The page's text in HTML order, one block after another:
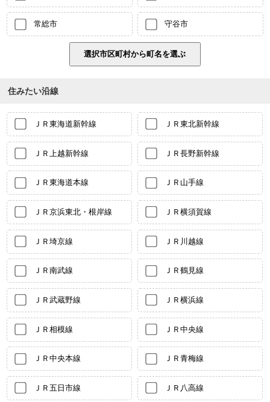
常総市 守谷市
住みたい沿線
ＪＲ東海道新幹線 ＪＲ東北新幹線
ＪＲ上越新幹線 ＪＲ長野新幹線
ＪＲ東海道本線 ＪＲ山手線
ＪＲ京浜東北・根岸線 ＪＲ横須賀線
ＪＲ埼京線 ＪＲ川越線
ＪＲ南武線 ＪＲ鶴見線
ＪＲ武蔵野線 ＪＲ横浜線
ＪＲ相模線 ＪＲ中央線
ＪＲ中央本線 ＪＲ青梅線
ＪＲ五日市線 ＪＲ八高線